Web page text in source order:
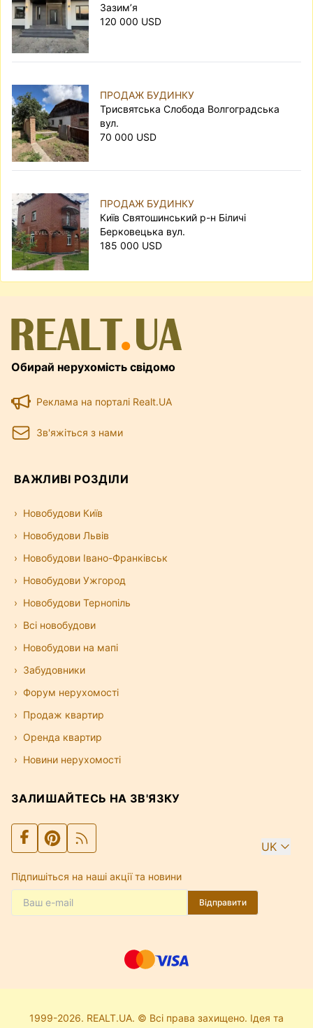
Зазим’я
120 000 USD
ПРОДАЖ БУДИНКУ
Трисвятська Слобода Волгоградська
вул.
70 000 USD
ПРОДАЖ БУДИНКУ
Київ Святошинський р-н Біличі
Берковецька вул.
185 000 USD
Обирай нерухомість свідомо
Реклама на порталі Realt.UA
Зв'яжіться з нами
ВАЖЛИВІ РОЗДІЛИ
Новобудови Київ
Новобудови Львів
Новобудови Івано-Франківськ
Новобудови Ужгород
Новобудови Тернопіль
Всі новобудови
Новобудови на мапі
Забудовники
Форум нерухомості
Продаж квартир
Оренда квартир
Новини нерухомості
ЗАЛИШАЙТЕСЬ НА ЗВ'ЯЗКУ
UK
Підпишіться на наші акції та новини
Відправити
1999-2026. REALT.UA. © Всі права захищено. Ідея та